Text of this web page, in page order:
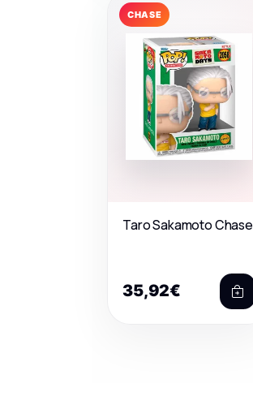
CHASE
Taro Sakamoto Chase
35,92€